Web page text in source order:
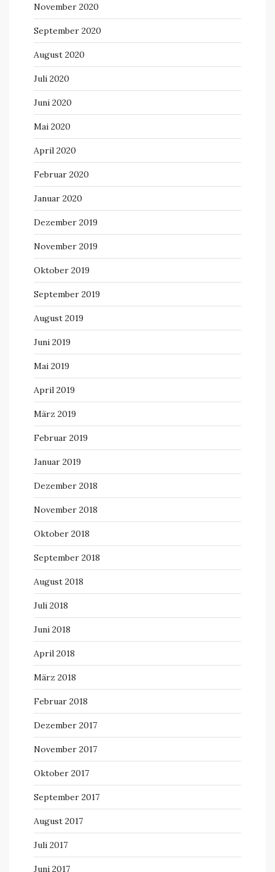
November 2020
September 2020
August 2020
Juli 2020
Juni 2020
Mai 2020
April 2020
Februar 2020
Januar 2020
Dezember 2019
November 2019
Oktober 2019
September 2019
August 2019
Juni 2019
Mai 2019
April 2019
März 2019
Februar 2019
Januar 2019
Dezember 2018
November 2018
Oktober 2018
September 2018
August 2018
Juli 2018
Juni 2018
April 2018
März 2018
Februar 2018
Dezember 2017
November 2017
Oktober 2017
September 2017
August 2017
Juli 2017
Juni 2017